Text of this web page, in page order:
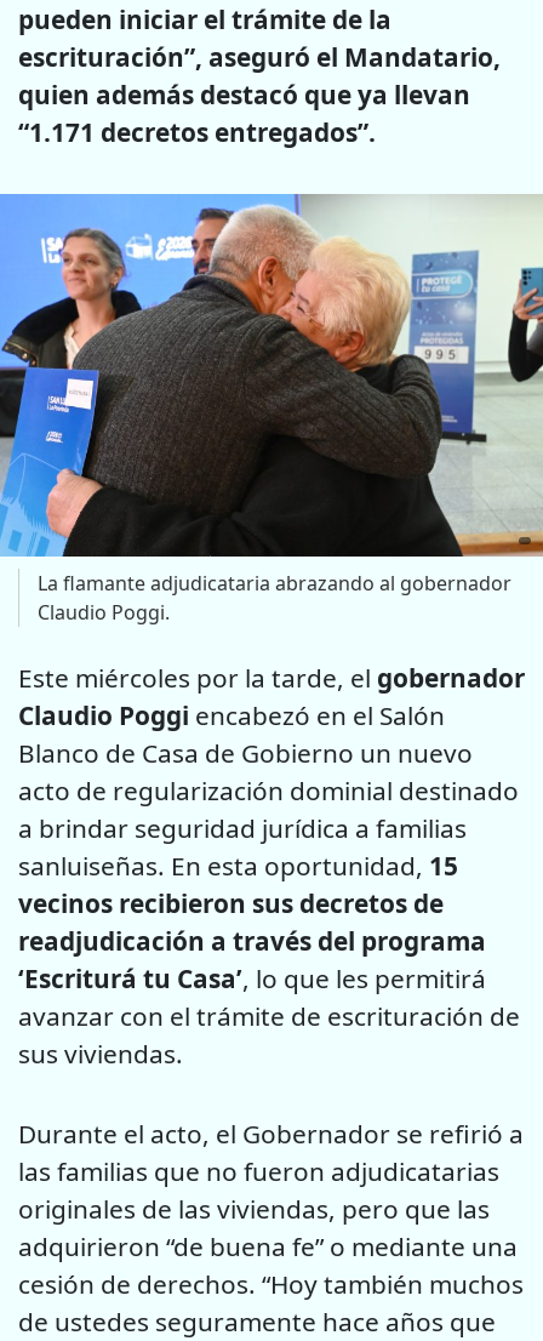
pueden iniciar el trámite de la
escrituración”, aseguró el Mandatario,
quien además destacó que ya llevan
“1.171 decretos entregados”.
La flamante adjudicataria abrazando al gobernador
Claudio Poggi.
Este miércoles por la tarde, el gobernador
Claudio Poggi encabezó en el Salón
Blanco de Casa de Gobierno un nuevo
acto de regularización dominial destinado
a brindar seguridad jurídica a familias
sanluiseñas. En esta oportunidad, 15
vecinos recibieron sus decretos de
readjudicación a través del programa
‘Escriturá tu Casa’, lo que les permitirá
avanzar con el trámite de escrituración de
sus viviendas.
Durante el acto, el Gobernador se refirió a
las familias que no fueron adjudicatarias
originales de las viviendas, pero que las
adquirieron “de buena fe” o mediante una
cesión de derechos. “Hoy también muchos
de ustedes seguramente hace años que